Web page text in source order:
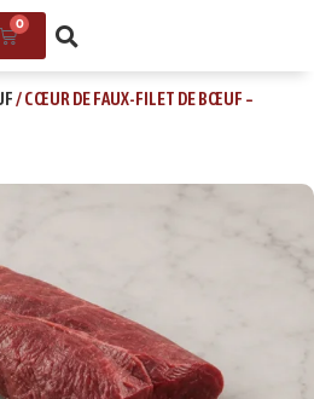
0
/ CŒUR DE FAUX-FILET DE BŒUF –